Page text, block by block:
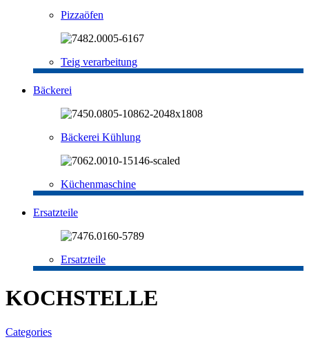
Pizzaöfen
Teig verarbeitung
Bäckerei
Bäckerei Kühlung
Küchenmaschine
Ersatzteile
Ersatzteile
KOCHSTELLE
Categories